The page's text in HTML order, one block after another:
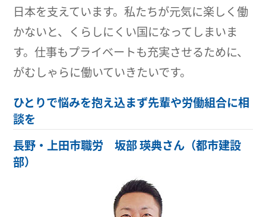
日本を支えています。私たちが元気に楽しく働
かないと、くらしにくい国になってしまいま
す。仕事もプライベートも充実させるために、
がむしゃらに働いていきたいです。
ひとりで悩みを抱え込まず先輩や労働組合に相
談を
長野・上田市職労 坂部 瑛典さん（都市建設
部）